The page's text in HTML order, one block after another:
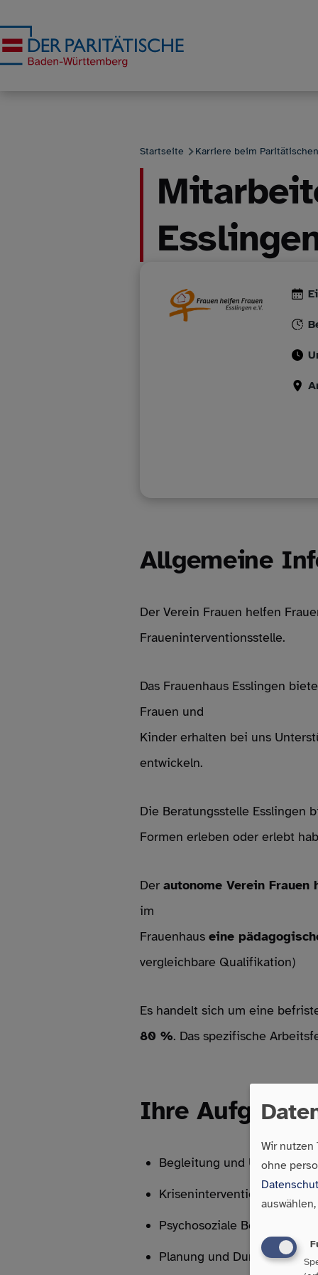
Pfadnavigation
Startseite Karriere beim
Allgemeine
Der Verein Frauen helfen
Fraueninterventionsstelle.
Das Frauenhaus Esslingen
Frauen und
Kinder erhalten bei uns
entwickeln.
Die Beratungsstelle Esslingen
Formen erleben oder erlebt
Derautonome Verein Frauen
im
Frauenhauseine
vergleichbare Qualifikation)
Es handelt sich um eine
80 %. Das spezifische
Ihre Aufgaben
Begleitung und
Krisenintervention,
Psychosoziale Beratung
Planung und Durchführung
Wir
ohne